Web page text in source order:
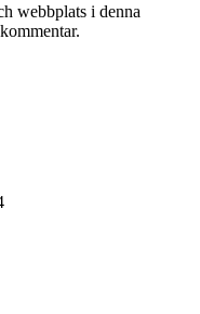
webbplats i denna